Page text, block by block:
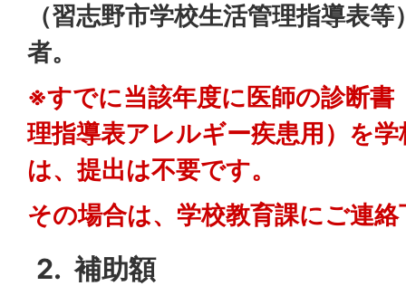
（習志野市学校生活管理指導表
者。
※すでに当該年度に医師の診断書
理指導表アレルギー疾患用）を
は、提出は不要です。
その場合は、学校教育課にご連
2. 補助額